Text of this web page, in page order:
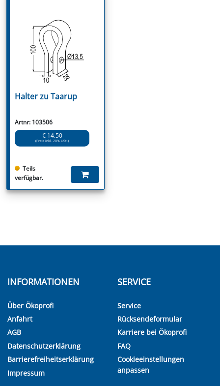
Halter zu Taarup
Artnr: 103506
€ 14.50
(Preis inkl. 20% USt.)
Teils
verfügbar.
INFORMATIONEN
Über Ökoprofi
Anfahrt
AGB
Datenschutzerklärung
Barrierefreiheitserklärung
Impressum
SERVICE
Service
Rücksendeformular
Karriere bei Ökoprofi
FAQ
Cookieeinstellungen
anpassen